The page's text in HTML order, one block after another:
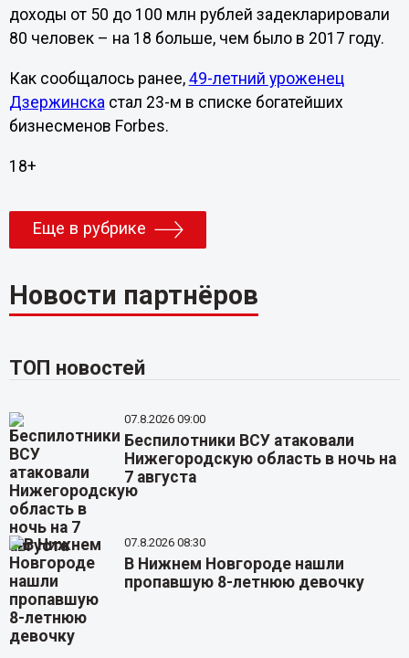
доходы от 50 до 100 млн рублей задекларировали
80 человек – на 18 больше, чем было в 2017 году.
Как сообщалось ранее, 49-летний уроженец
Дзержинска стал 23-м в списке богатейших
бизнесменов Forbes.
18+
Еще в рубрике
Новости партнёров
ТОП новостей
07.8.2026 09:00
Беспилотники ВСУ атаковали
Нижегородскую область в ночь на
7 августа
07.8.2026 08:30
В Нижнем Новгороде нашли
пропавшую 8-летнюю девочку